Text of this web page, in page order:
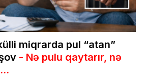
miqrarda pul “atan”
- Nə pulu qaytarır, nə